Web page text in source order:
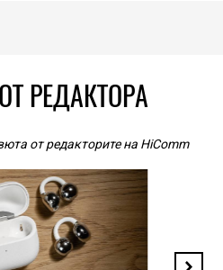
РЕДАКТОРА
от редакторите на HiComm